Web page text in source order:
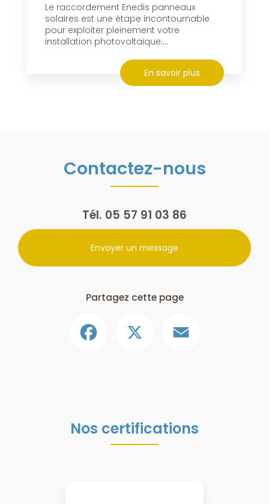
Le raccordement Enedis panneaux
solaires est une étape incontournable
pour exploiter pleinement votre
installation photovoltaïque....
En savoir plus
Contactez-nous
Tél. 05 57 91 03 86
Envoyer un message
Partagez cette page
Nos certifications